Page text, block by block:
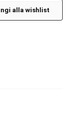
alla wishlist